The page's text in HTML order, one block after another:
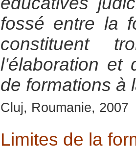
fossé entre la
constituent
l’élaboration
de formations à
Cluj, Roumanie, 2007
Limites de la